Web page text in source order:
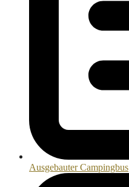
Ausgebauter Campingbus